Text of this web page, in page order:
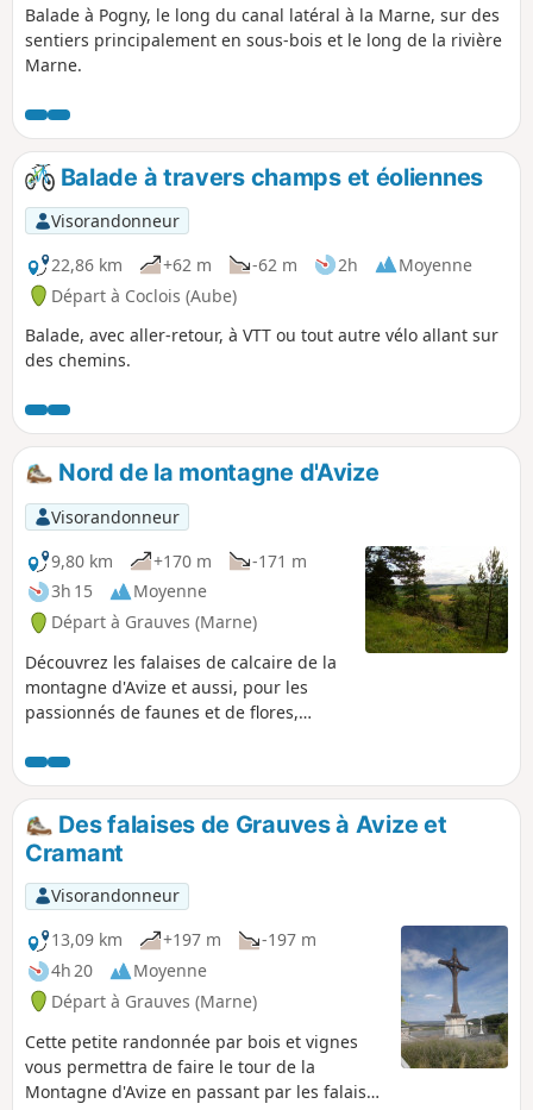
Balade à Pogny, le long du canal latéral à la Marne, sur des
sentiers principalement en sous-bois et le long de la rivière
Marne.
Balade à travers champs et éoliennes
Visorandonneur
22,86 km
+62 m -62 m 2h
Moyenne
Départ à Coclois (Aube)
Balade, avec aller-retour, à VTT ou tout autre vélo allant sur
des chemins.
Nord de la montagne d'Avize
Visorandonneur
9,80 km
+170 m
-171 m
3h 15
Moyenne
Départ à Grauves (Marne)
Découvrez les falaises de calcaire de la
montagne d'Avize et aussi, pour les
passionnés de faunes et de flores,
(Zone Naturelle d'Intérêt Ecologique
Faunitique et Floristique) des corniches
de Grauves.
Des falaises de Grauves à Avize et
Cramant
Visorandonneur
13,09 km
+197 m
-197 m
4h 20
Moyenne
Départ à Grauves (Marne)
Cette petite randonnée par bois et vignes
vous permettra de faire le tour de la
Montagne d'Avize en passant par les falaises